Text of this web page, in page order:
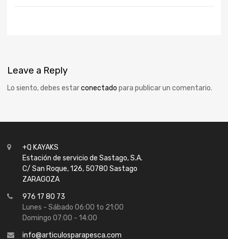
Leave a Reply
Lo siento, debes estarconectado para publicar un comentario.
+Q KAYAKS
Estación de servicio de Sastago, S.A.
C/ San Roque, 126, 50780 Sastago
ZARAGOZA
976 17 80 73
Lunes - Sábado 06:00 to 21:00
Domingo 07:00 - 14:00
info@articulosparapesca.com